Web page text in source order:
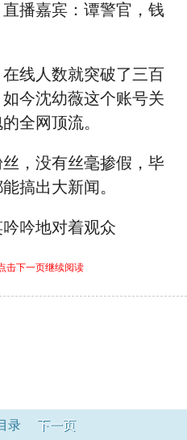
播嘉宾：谭警官，钱
线人数就突破了三百
今沈幼薇这个账号关
全网顶流。
，没有丝毫掺假，毕
搞出大新闻。
吟地对着观众
击下一页继续阅读
录 下一页